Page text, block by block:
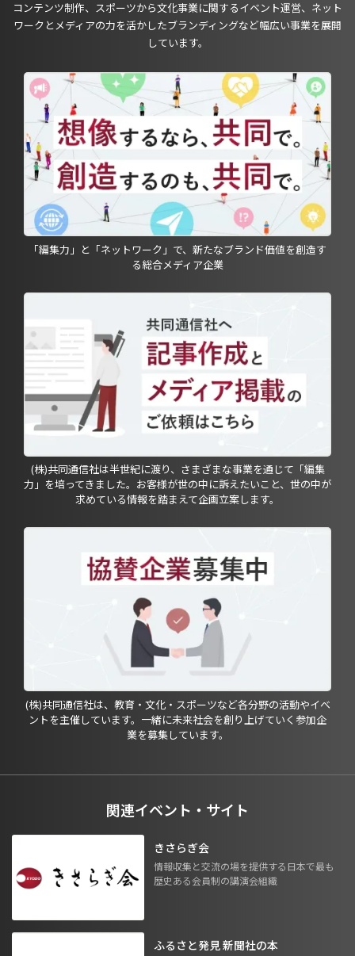
コンテンツ制作、スポーツから文化事業に関するイベント運営、ネット
ワークとメディアの力を活かしたブランディングなど幅広い事業を展開
しています。
「編集力」と「ネットワーク」で、新たなブランド価値を創造す
る総合メディア企業
(株)共同通信社は半世紀に渡り、さまざまな事業を通じて「編集
力」を培ってきました。お客様が世の中に訴えたいこと、世の中が
求めている情報を踏まえて企画立案します。
(株)共同通信社は、教育・文化・スポーツなど各分野の活動やイベ
ントを主催しています。一緒に未来社会を創り上げていく参加企
業を募集しています。
関連イベント・サイト
きさらぎ会
情報収集と交流の場を提供する日本で最も
歴史ある会員制の講演会組織
ふるさと発見 新聞社の本